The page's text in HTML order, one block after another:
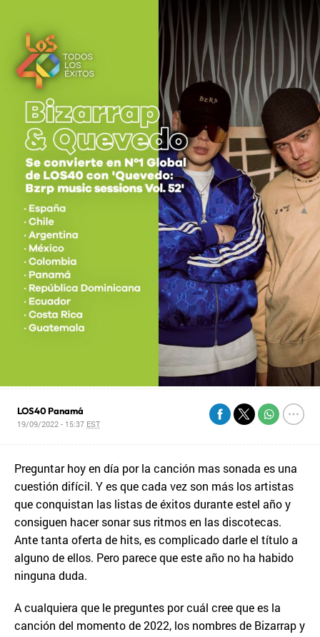
LOS40 Panamá
19/09/2022 - 15:37 EST
Preguntar hoy en día por la canción mas sonada es una
cuestión difícil. Y es que cada vez son más los artistas
que conquistan las listas de éxitos durante estel año y
consiguen hacer sonar sus ritmos en las discotecas.
Ante tanta oferta de hits, es complicado darle el título a
alguno de ellos. Pero parece que este año no ha habido
ninguna duda.
A cualquiera que le preguntes por cuál cree que es la
canción del momento de 2022, los nombres de Bizarrap y